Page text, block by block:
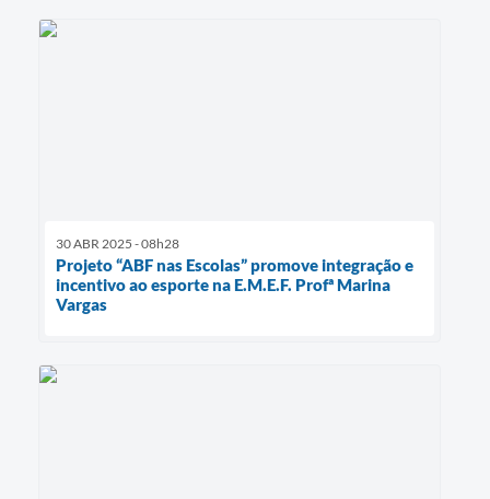
30 ABR 2025 - 08h28
Projeto “ABF nas Escolas” promove integração e
incentivo ao esporte na E.M.E.F. Profª Marina
Vargas